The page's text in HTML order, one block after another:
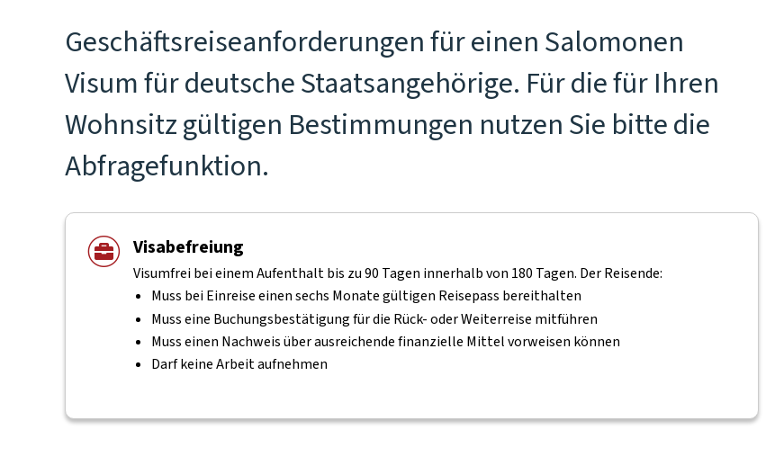
Geschäftsreiseanforderungen für einen Salomonen
Visum für deutsche Staatsangehörige. Für die für Ihren
Wohnsitz gültigen Bestimmungen nutzen Sie bitte die
Abfragefunktion.
Visabefreiung
Visumfrei bei einem Aufenthalt bis zu 90 Tagen innerhalb von 180 Tagen. Der Reisende:
Muss bei Einreise einen sechs Monate gültigen Reisepass bereithalten
Muss eine Buchungsbestätigung für die Rück- oder Weiterreise mitführen
Muss einen Nachweis über ausreichende finanzielle Mittel vorweisen können
Darf keine Arbeit aufnehmen